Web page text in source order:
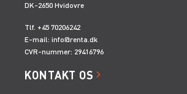
DK-2650 Hvidovre
Tlf. +45 70206242
E-mail: info@renta.dk
CVR-nummer: 29416796
KONTAKT OS